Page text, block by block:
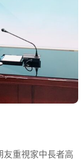
友重視家中長者高